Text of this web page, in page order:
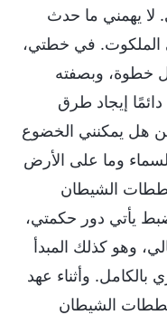
لا يهمني ما حدث
الملكوت. في خطتي،
خطوة، وبصفته
إيجاد طرق
هل يمكنني الخضوع
وما على الأرض
الشيطان
يأتي دور حكمتي،
وهو كذلك المبدأ
بالكامل. وأثناء عهد
الشيطان